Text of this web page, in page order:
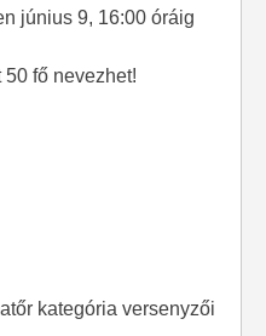
június 9, 16:00 óráig
fő nevezhet!
kategória versenyzői